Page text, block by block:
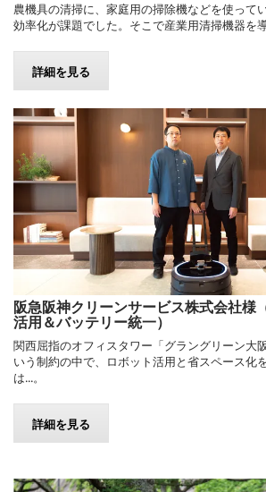
農機具の清掃に、家庭用の掃除機などを使って
効率化が課題でした。そこで産業用清掃機器を導
詳細を見る
阪急阪神クリーンサービス株式会社様
活用＆バッテリー統一）
関西屈指のオフィスタワー「グラングリーン大
いう制約の中で、ロボット活用と省スペース化
は...。
詳細を見る